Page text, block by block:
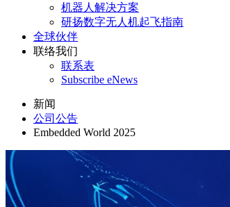
机器人解决方案
研扬数字无人机起飞指南
全球伙伴
联络我们
联系表
Subscribe eNews
新闻
公司公告
Embedded World 2025